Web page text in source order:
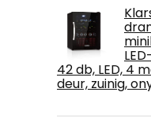
42 db, LED, 4
deur, zuinig,